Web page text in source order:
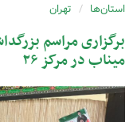
استان‌ها تهران
برگزاری مراسم
میناب در مرکز ۲۶